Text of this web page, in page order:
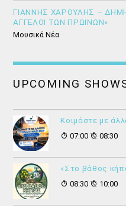
ΓΙΑΝΝΗΣ ΧΑΡΟΥΛΗΣ –
ΑΓΓΕΛΟΙ ΤΩΝ ΠΡΩΙΝΩΝ»
Μουσικά Νέα
UPCOMING
Κοιμάστε με
07:00
08:30
«Στο βάθος
08:30
10:00